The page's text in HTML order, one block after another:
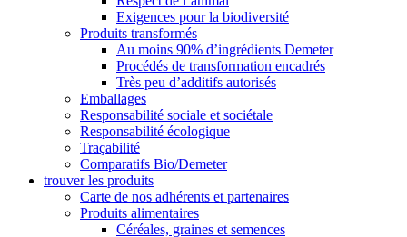
Exigences pour la biodiversité
Produits transformés
Au moins 90% d’ingrédients Demeter
Procédés de transformation encadrés
Très peu d’additifs autorisés
Emballages
Responsabilité sociale et sociétale
Responsabilité écologique
Traçabilité
Comparatifs Bio/Demeter
trouver les produits
Carte de nos adhérents et partenaires
Produits alimentaires
Céréales, graines et semences